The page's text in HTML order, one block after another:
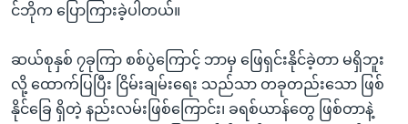
င်ဘိုက ပြောကြားခဲ့ပါတယ်။
ဆယ်စုနှစ် ၇ခုကြာ စစ်ပွဲကြောင့် ဘာမှ ဖြေရှင်းနိုင်ခဲ့တာ မရှိဘူး
လို့ ထောက်ပြပြီး ငြိမ်းချမ်းရေး သည်သာ တခုတည်းသော ဖြစ်
နိုင်ခြေ ရှိတဲ့ နည်းလမ်းဖြစ်ကြောင်း၊ ခရစ်ယာန်တွေ ဖြစ်တာနဲ့